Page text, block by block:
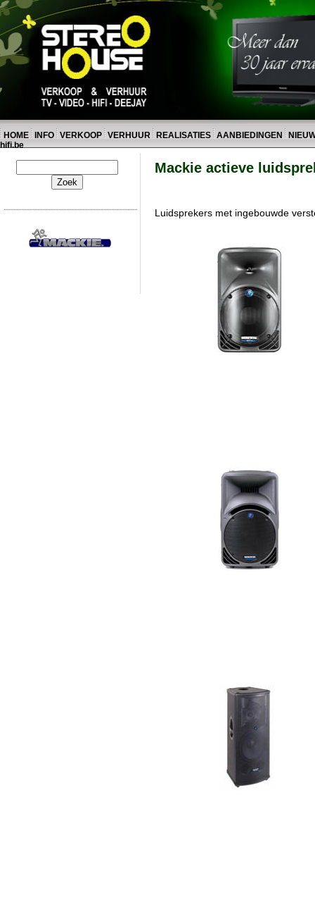
HOME INFO VERKOOP VERHUUR REALISATIES AANBIEDINGEN
hifi.be
Mackie actieve
Luidsprekers met ingebouwde